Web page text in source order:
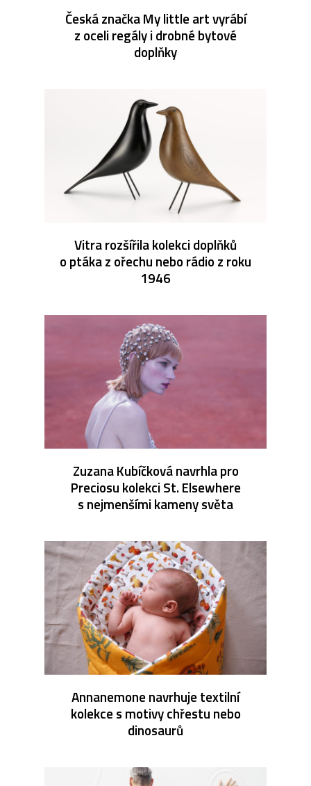
Česká značka My little art vyrábí
z oceli regály i drobné bytové
doplňky
Vitra rozšířila kolekci doplňků
o ptáka z ořechu nebo rádio z roku
1946
Zuzana Kubíčková navrhla pro
Preciosu kolekci St. Elsewhere
s nejmenšími kameny světa
Annanemone navrhuje textilní
kolekce s motivy chřestu nebo
dinosaurů